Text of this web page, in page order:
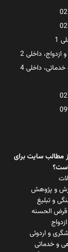
1
داخلی 2
داخلی 4
مطالب سایت برای
و پژوهش
و تبلیغ
الحسنه
و اردوئی
و خدماتی